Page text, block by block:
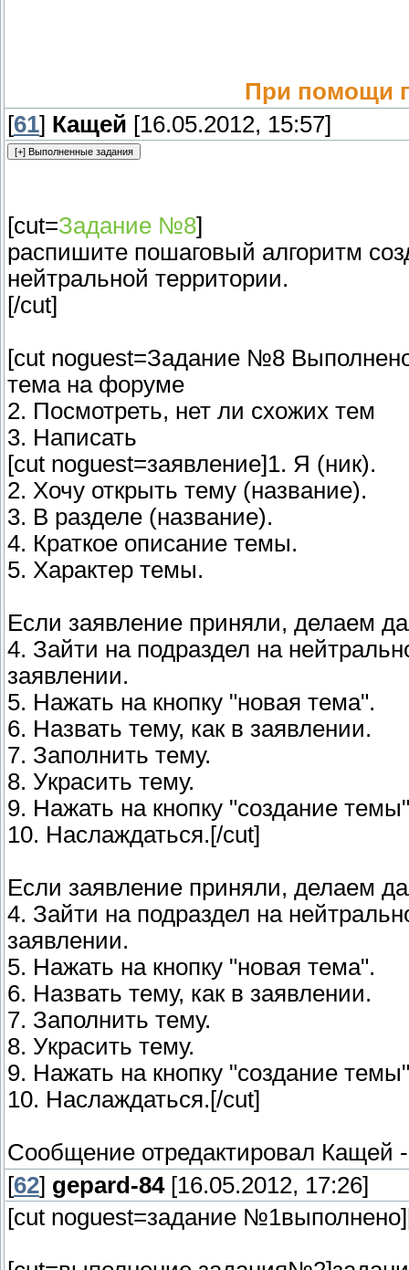
При помощи
[61] Кащей [16.05.2012, 15:57]
[cut=Задание №8]
распишите пошаговый алгоритм
нейтральной территории.
[/cut]
[cut noguest=Задание №8
тема на форуме
2. Посмотреть, нет ли схожих тем
3. Написать
[cut noguest=заявление]1. Я (ник).
2. Хочу открыть тему (название).
3. В разделе (название).
4. Краткое описание темы.
5. Характер темы.
Если заявление приняли, делаем
4. Зайти на подраздел на
заявлении.
5. Нажать на кнопку "новая тема".
6. Назвать тему, как в заявлении.
7. Заполнить тему.
8. Украсить тему.
9. Нажать на кнопку "создание
10. Наслаждаться.[/cut]
Если заявление приняли, делаем
4. Зайти на подраздел на
заявлении.
5. Нажать на кнопку "новая тема".
6. Назвать тему, как в заявлении.
7. Заполнить тему.
8. Украсить тему.
9. Нажать на кнопку "создание
10. Наслаждаться.[/cut]
Сообщение отредактировал Кащей
[62] gepard-84[16.05.2012, 17:26]
[cut noguest=задание